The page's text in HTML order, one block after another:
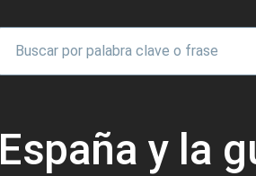
España y la